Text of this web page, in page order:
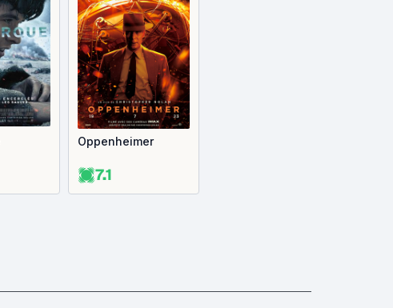
Oppenheimer
7.1